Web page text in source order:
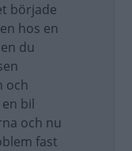
började
hos en
du
och
bil
och nu
fast